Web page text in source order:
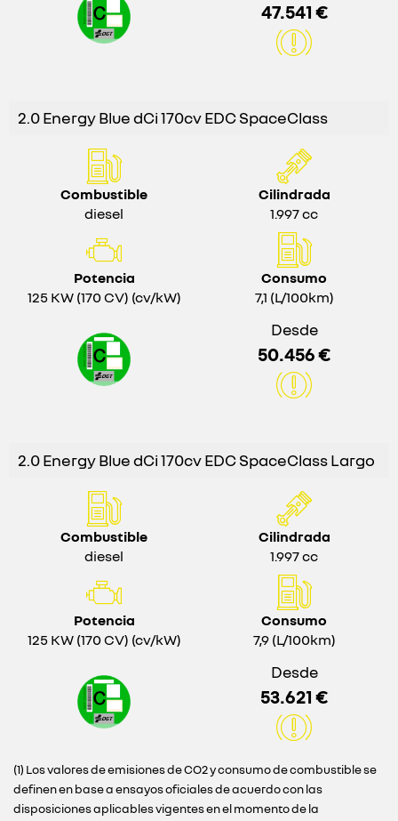
47.541 €
2.0 Energy Blue dCi 170cv EDC SpaceClass
Combustible
diesel
Cilindrada
1.997 cc
Potencia
125 KW (170 CV) (cv/kW)
Consumo
7,1 (L/100km)
Desde
50.456 €
2.0 Energy Blue dCi 170cv EDC SpaceClass Largo
Combustible
diesel
Cilindrada
1.997 cc
Potencia
125 KW (170 CV) (cv/kW)
Consumo
7,9 (L/100km)
Desde
53.621 €
(1) Los valores de emisiones de CO2 y consumo de combustible se
definen en base a ensayos oficiales de acuerdo con las
disposiciones aplicables vigentes en el momento de la